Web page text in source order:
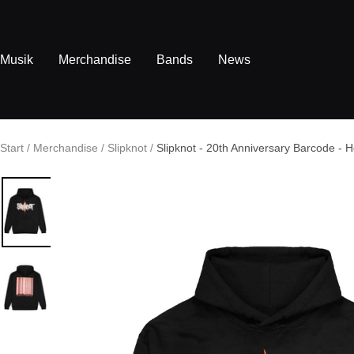
Inhalt
Musik Merchandise Bands News
Start Merchandise Slipknot Slipknot - 20th Anniversary Barcode -